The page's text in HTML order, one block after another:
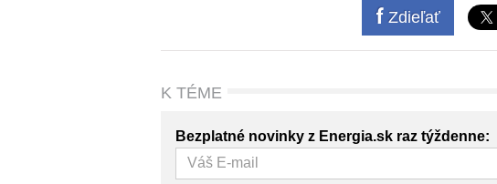
Zdieľať
K TÉME
Bezplatné novinky z Energia.sk raz týždenne: